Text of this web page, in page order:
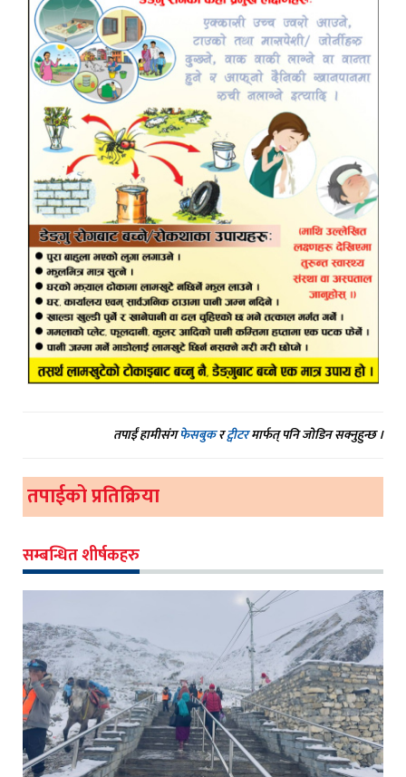
तपाईं हामीसंगफेसबुकरट्वीटरमार्फत् पनि जोडिन सक्नुहुन्छ ।
तपाईको प्रतिक्रिया
सम्बन्धित शीर्षकहरु